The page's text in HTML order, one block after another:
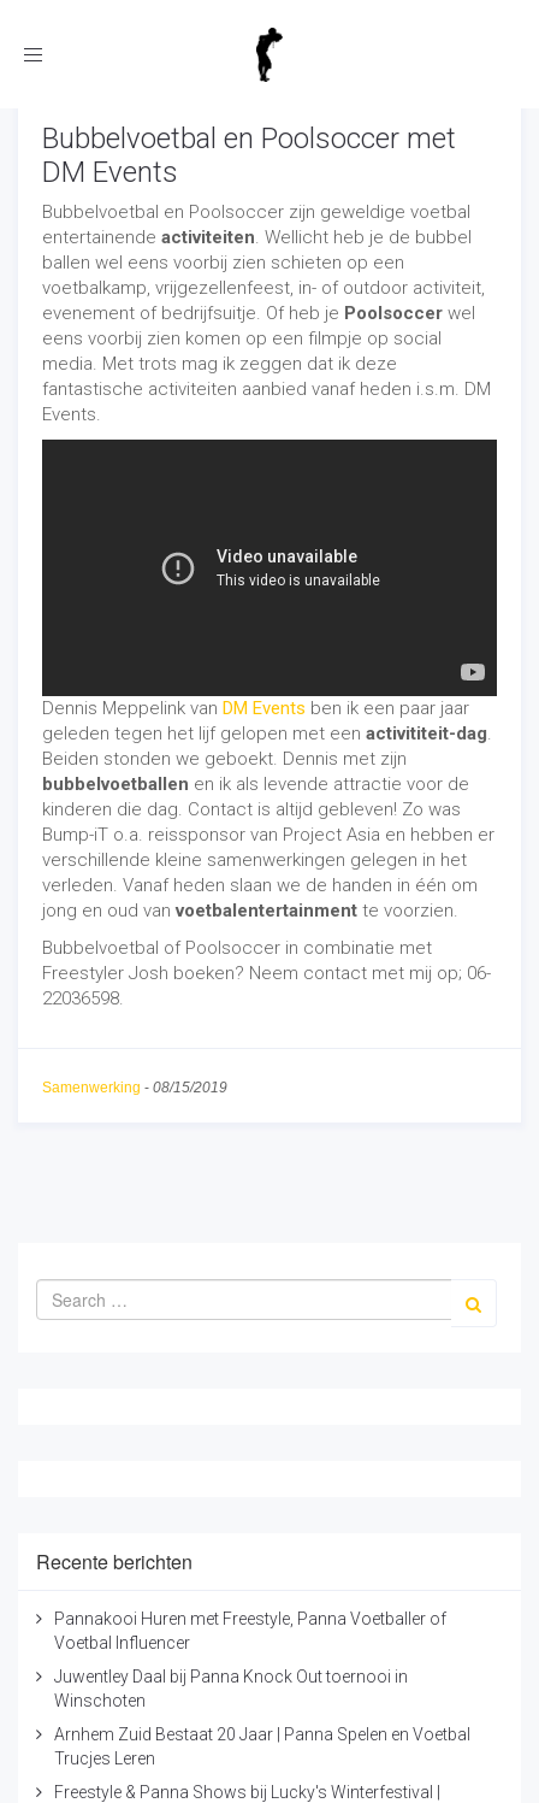
Toggle
Bubbelvoetbal en Poolsoccer met
DM Events
Bubbelvoetbal en Poolsoccer zijn geweldige voetbal
entertainende activiteiten. Wellicht heb je de bubbel
ballen wel eens voorbij zien schieten op een
voetbalkamp, vrijgezellenfeest, in- of outdoor activiteit,
evenement of bedrijfsuitje. Of heb je Poolsoccer wel
eens voorbij zien komen op een filmpje op social
media. Met trots mag ik zeggen dat ik deze
fantastische activiteiten aanbied vanaf heden i.s.m. DM
Events.
Dennis Meppelink van DM Events ben ik een paar jaar
geleden tegen het lijf gelopen met een activititeit-dag
Beiden stonden we geboekt. Dennis met zijn
bubbelvoetballen en ik als levende attractie voor de
kinderen die dag. Contact is altijd gebleven! Zo was
Bump-iT o.a. reissponsor van Project Asia en hebben er
verschillende kleine samenwerkingen gelegen in het
verleden. Vanaf heden slaan we de handen in één om
jong en oud vanvoetbalentertainment te voorzien.
Bubbelvoetbal of Poolsoccer in combinatie met
Freestyler Josh boeken? Neem contact met mij op; 06-
22036598.
Samenwerking - 08/15/2019
Recente berichten
Pannakooi Huren met Freestyle, Panna Voetballer of
Voetbal Influencer
Juwentley Daal bij Panna Knock Out toernooi in
Winschoten
Arnhem Zuid Bestaat 20 Jaar | Panna Spelen en Voetbal
Trucjes Leren
Freestyle & Panna Shows bij Lucky's Winterfestival |